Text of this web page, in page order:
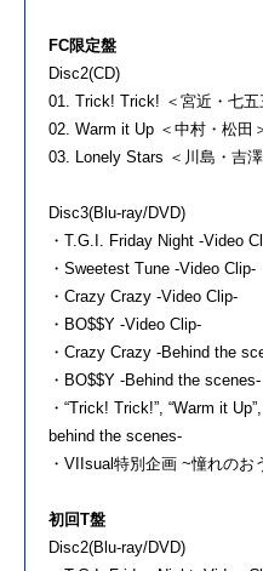
FC限定盤
Disc2(CD)
01. Trick! Trick! ＜宮近・七
02. Warm it Up ＜中村・松田
03. Lonely Stars ＜川島・吉澤
Disc3(Blu-ray/DVD)
・T.G.I. Friday Night -Video
・Sweetest Tune -Video Clip-
・Crazy Crazy -Video Clip-
・BO$$Y -Video Clip-
・Crazy Crazy -Behind the
・BO$$Y -Behind the scenes-
・“Trick! Trick!”, “Warm it
behind the scenes-
・VIIsual特別企画 ~憧れのお
初回T盤
Disc2(Blu-ray/DVD)